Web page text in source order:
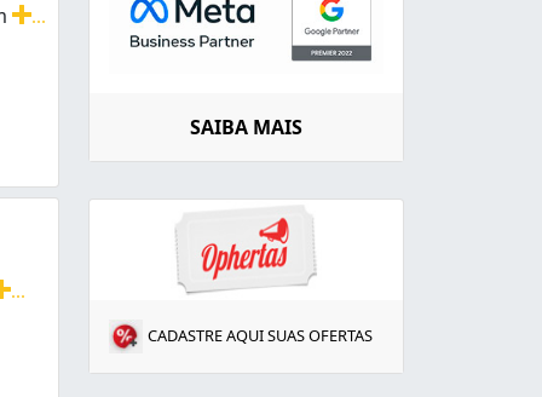
focada no crescimento
SAIBA MAIS
CADASTRE AQUI SUAS OFERTAS